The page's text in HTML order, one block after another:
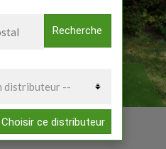
VL
Recherche
Choisir ce distributeur